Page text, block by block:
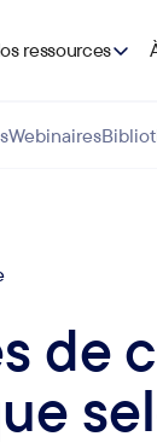
ressources
Webinaires
de